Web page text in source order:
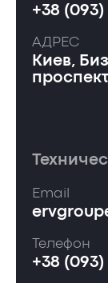
+38 (093)
АДРЕС
Киев,
Email
Телефон
+38 (093)